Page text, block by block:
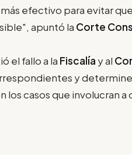
efectivo para evitar
apuntó la Corte
el fallo a la Fiscalía y al
y
casos que involucran a